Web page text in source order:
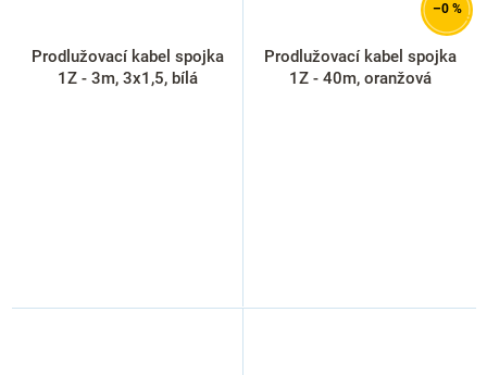
Prodlužovací kabel spojka
1Z - 3m, 3x1,5, bílá
–0 %
Prodlužovací kabel spojka
1Z - 40m, oranžová